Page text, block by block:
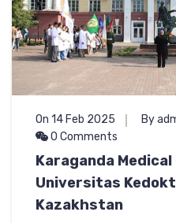
On 14 Feb 2025 By
0 Comments
Karaganda
Universitas
Kazakhstan